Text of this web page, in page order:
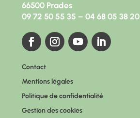
66500 Prades
09 72 50 55 35 – 04 68 05 38 20
Contact
Mentions légales
Politique de confidentialité
Gestion des cookies